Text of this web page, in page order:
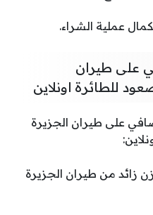
عملية الشراء.
على طيران
للطائرة اونلاين
على طيران الجزيرة
زائد من طيران الجزيرة